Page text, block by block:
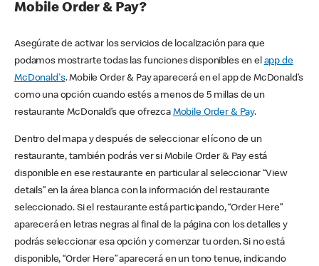
Mobile Order & Pay?
Asegúrate de activar los servicios de localización para que
podamos mostrarte todas las funciones disponibles en el app de
McDonald's. Mobile Order & Pay aparecerá en el app de McDonald’s
como una opción cuando estés a menos de 5 millas de un
restaurante McDonald’s que ofrezca Mobile Order & Pay.
Dentro del mapa y después de seleccionar el ícono de un
restaurante, también podrás ver si Mobile Order & Pay está
disponible en ese restaurante en particular al seleccionar “View
details” en la área blanca con la información del restaurante
seleccionado. Si el restaurante está participando, “Order Here”
aparecerá en letras negras al final de la página con los detalles y
podrás seleccionar esa opción y comenzar tu orden. Si no está
disponible, “Order Here” aparecerá en un tono tenue, indicando